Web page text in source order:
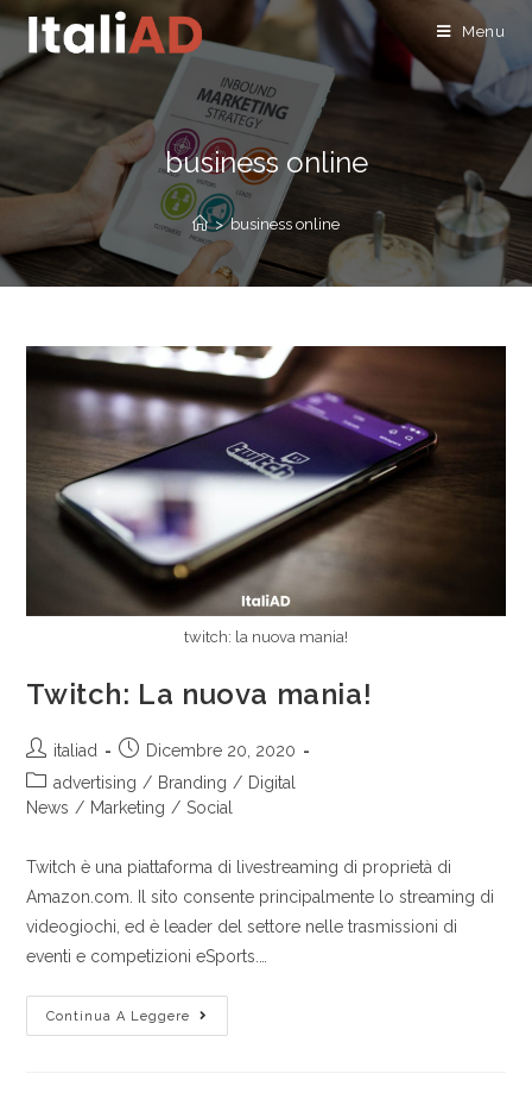
Menu
business online
> business online
twitch: la nuova mania!
Twitch: La nuova mania!
italiad
Dicembre 20, 2020
advertising / Branding / Digital
News / Marketing / Social
Twitch è una piattaforma di livestreaming di proprietà di
Amazon.com. Il sito consente principalmente lo streaming di
videogiochi, ed è leader del settore nelle trasmissioni di
eventi e competizioni eSports.…
Continua A Leggere